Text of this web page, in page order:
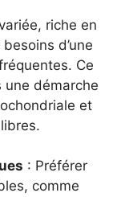
riche en
d’une
Ce
une démarche
et
: Préférer
comme